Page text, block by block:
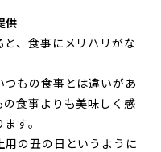
供
、食事にメリハリがな
もの食事とは違いがあ
の食事よりも美味しく感
す。
の丑の日というように